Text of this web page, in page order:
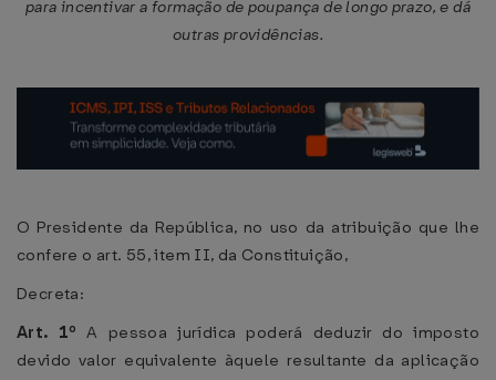
para incentivar a formação de poupança de longo prazo, e dá
outras providências.
O Presidente da República, no uso da atribuição que lhe
confere o art. 55, item II, da Constituição,
Decreta:
Art. 1ºA pessoa jurídica poderá deduzir do imposto
devido valor equivalente àquele resultante da aplicação